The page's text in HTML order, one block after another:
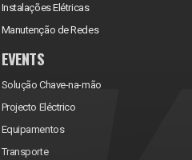
Instalações Elétricas
Manutenção de Redes
EVENTS
Solução Chave-na-mão
Projecto Eléctrico
Equipamentos
Transporte